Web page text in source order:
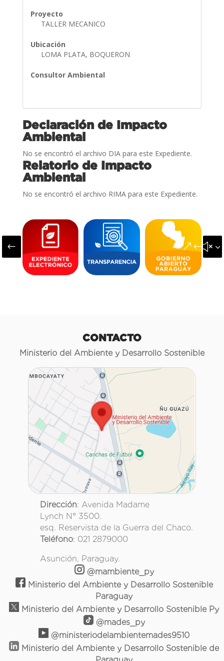
Proyecto
TALLER MECANICO
Ubicación
LOMA PLATA, BOQUERON
Consultor Ambiental
Declaración de Impacto
Ambiental
No se encontró el archivo DIA para este Expediente.
Relatorio de Impacto
Ambiental
No se encontró el archivo RIMA para este Expediente.
#
CONTACTO
Ministerio del Ambiente y Desarrollo Sostenible
Dirección: Avenida Madame
Lynch N° 3500.
esq. Reservista de la Guerra del Chaco.
Teléfono: 021 2879000
Asunción, Paraguay.
@mambiente_py
Ministerio del Ambiente y Desarrollo Sostenible
Paraguay
Ministerio del Ambiente y Desarrollo Sostenible Py
@mades_py
@ministeriodelambientemades9510
Ministerio del Ambiente y Desarrollo Sostenible de